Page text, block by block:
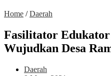
Home /Daerah
Fasilitator
Wujudkan Desa
Daerah